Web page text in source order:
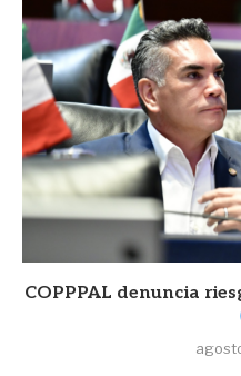
COPPPAL denuncia